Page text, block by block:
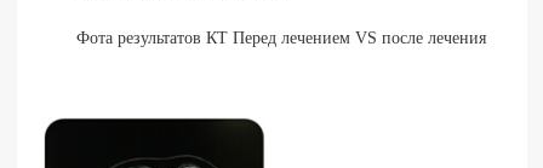
Фота результатов КТ Перед лечением VS после лечения